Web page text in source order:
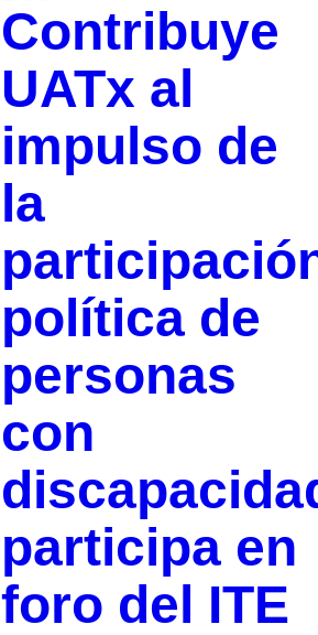
Contribuye
UATx al
impulso de
la
política de
personas
con
participa en
foro del ITE